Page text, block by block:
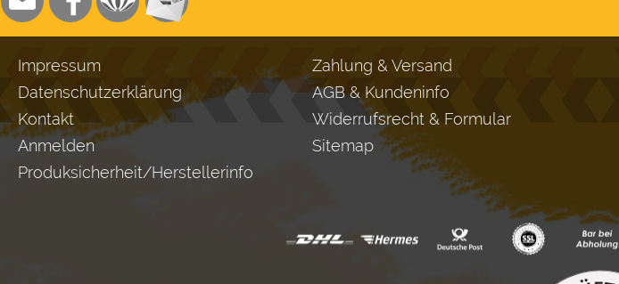
Impressum
Datenschutzerklärung
Kontakt
Anmelden
Produksicherheit/Herstellerinfo
Zahlung & Versand
AGB & Kundeninfo
Widerrufsrecht & Formular
Sitemap